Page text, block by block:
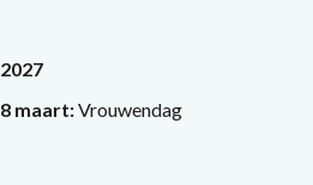
2027
8 maart:Vrouwendag